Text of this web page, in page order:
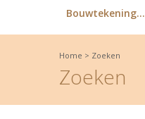
Bouwtekeningen
Home > Zoeken
Zoeken